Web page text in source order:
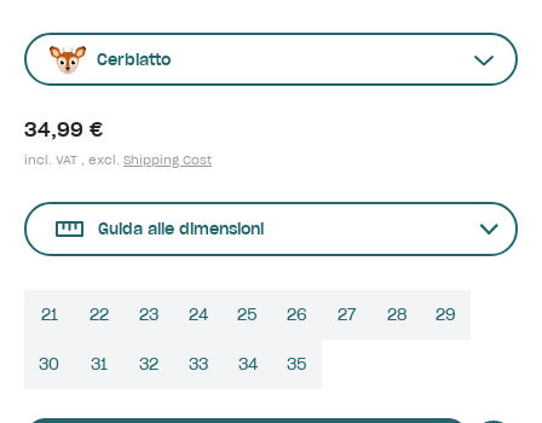
Cerbiatto
34,99 €
incl. VAT , excl. Shipping Cost
Guida alle dimensioni
21 22 23 24 25 26 27 28 29
30 31 32 33 34 35